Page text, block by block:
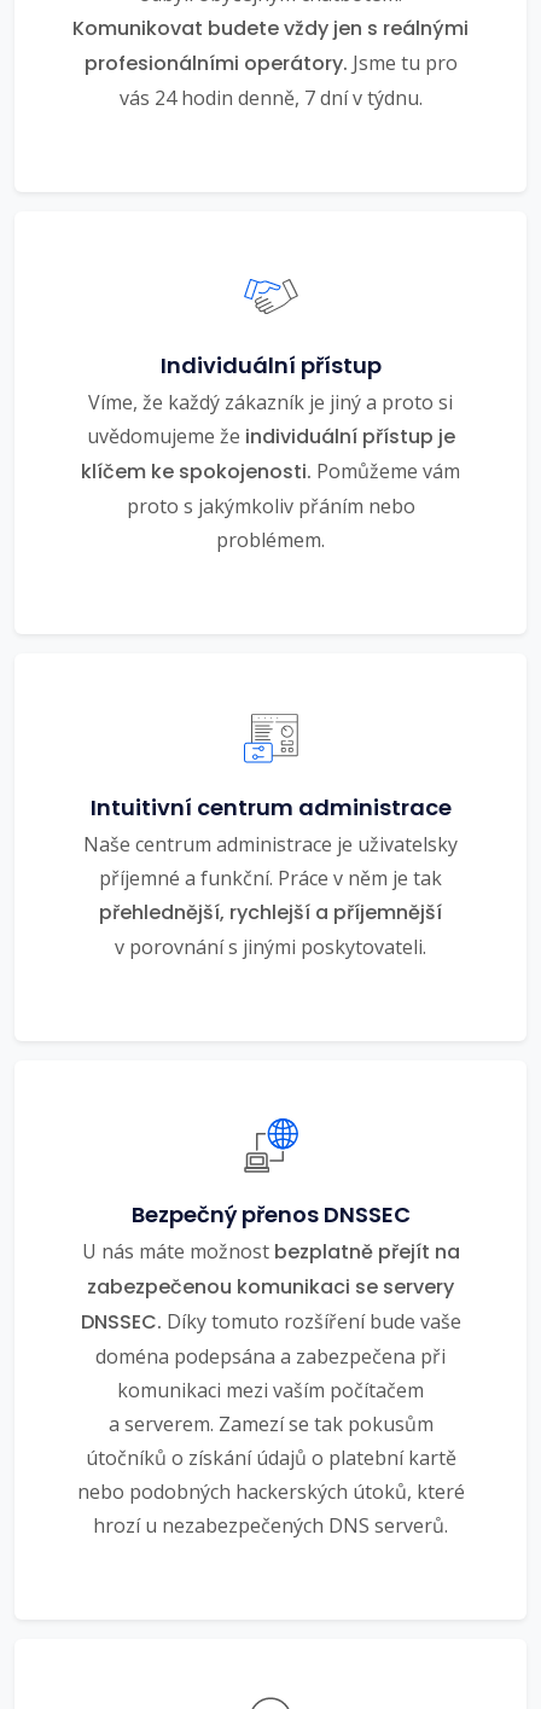
Komunikovat budete vždy jen s reálnými
profesionálními operátory. Jsme tu pro
vás 24 hodin denně, 7 dní v týdnu.
Individuální přístup
Víme, že každý zákazník je jiný a proto si
uvědomujeme že individuální přístup je
klíčem ke spokojenosti. Pomůžeme vám
proto s jakýmkoliv přáním nebo
problémem.
Intuitivní centrum administrace
Naše centrum administrace je uživatelsky
příjemné a funkční. Práce v něm je tak
přehlednější, rychlejší a příjemnější
v porovnání s jinými poskytovateli.
Bezpečný přenos DNSSEC
U nás máte možnost bezplatně přejít na
zabezpečenou komunikaci se servery
DNSSEC. Díky tomuto rozšíření bude vaše
doména podepsána a zabezpečena při
komunikaci mezi vaším počítačem
a serverem. Zamezí se tak pokusům
útočníků o získání údajů o platební kartě
nebo podobných hackerských útoků, které
hrozí u nezabezpečených DNS serverů.